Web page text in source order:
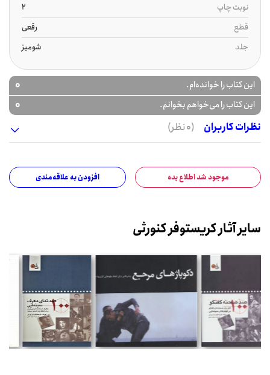
نوبت چاپ
2
قطع
رقعی
جلد
شومیز
این کتاب را خوانده‌ام. 0
این کتاب را می‌خواهم بخوانم.
0
نظرات کاربران
(0 نظر)
موجود شد اطلاع بده افزودن به علاقه‌مندی
سایر آثار کریستوفر کنورثی